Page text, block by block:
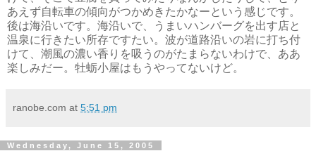
あえず自転車の傾向がつかめきたかなーという感じです。
後は海沿いです。海沿いで、うまいハンバーグを出す店と
温泉に行きたい所存ですたい。波が道路沿いの岩に打ち付
けて、潮風の濃い香りを吸うのがたまらないわけで、ああ
楽しみだー。牡蛎小屋はもうやってないけど。
ranobe.com at 5:51 pm
Wednesday, June 15, 2005